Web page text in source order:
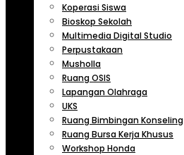
Koperasi Siswa
Bioskop Sekolah
Multimedia Digital Studio
Perpustakaan
Musholla
Ruang OSIS
Lapangan Olahraga
UKS
Ruang Bimbingan Konseling
Ruang Bursa Kerja Khusus
Workshop Honda